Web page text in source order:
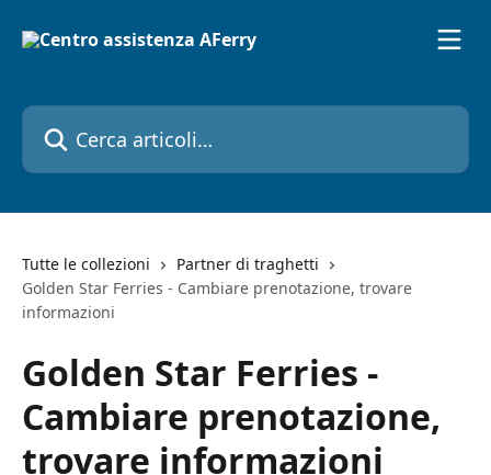
Cerca articoli…
Tutte le collezioni
Partner di traghetti
Golden Star Ferries - Cambiare prenotazione, trovare
informazioni
Golden Star Ferries -
Cambiare prenotazione,
trovare informazioni